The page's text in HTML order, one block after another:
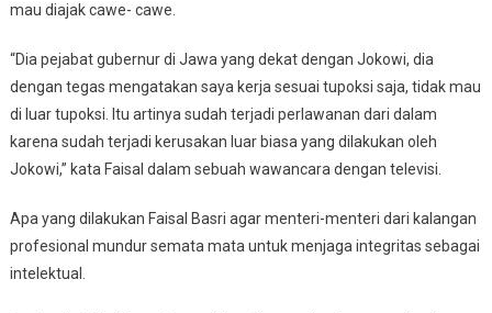
mau diajak cawe- cawe.
“Dia pejabat gubernur di Jawa yang dekat dengan Jokowi, dia
dengan tegas mengatakan saya kerja sesuai tupoksi saja, tidak mau
di luar tupoksi. Itu artinya sudah terjadi perlawanan dari dalam
karena sudah terjadi kerusakan luar biasa yang dilakukan oleh
Jokowi,” kata Faisal dalam sebuah wawancara dengan televisi.
Apa yang dilakukan Faisal Basri agar menteri-menteri dari kalangan
profesional mundur semata mata untuk menjaga integritas sebagai
intelektual.